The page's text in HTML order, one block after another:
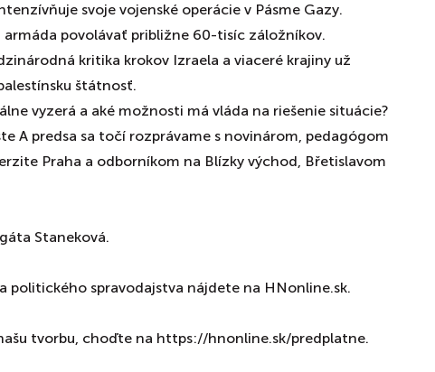
svoje vojenské operácie v Pásme Gazy.
armáda povolávať približne 60-tisíc záložníkov.
kritika krokov Izraela a viaceré krajiny už
štátnosť.
vyzerá a aké možnosti má vláda na riešenie situácie?
A predsa sa točí rozprávame s novinárom, pedagógom
Praha a odborníkom na Blízky východ, Břetislavom
Staneková.
politického spravodajstva nájdete na HNonline.sk.⁠⁠⁠⁠⁠⁠⁠⁠⁠⁠⁠⁠⁠⁠⁠⁠⁠⁠⁠⁠⁠⁠⁠⁠⁠⁠⁠⁠⁠⁠
tvorbu, choďte na ⁠⁠⁠⁠⁠⁠⁠⁠⁠⁠⁠⁠⁠⁠⁠⁠⁠⁠⁠⁠⁠⁠⁠⁠⁠⁠⁠⁠⁠⁠⁠https://hnonline.sk/predplatne⁠⁠⁠⁠⁠⁠⁠⁠⁠⁠⁠⁠⁠⁠⁠⁠⁠⁠⁠⁠⁠⁠⁠⁠⁠⁠⁠⁠⁠⁠⁠.